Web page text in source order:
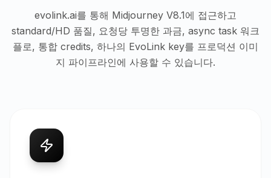
evolink.ai를 통해 Midjourney V8.1에 접근하고
standard/HD 품질, 요청당 투명한 과금, async task 워크
플로, 통합 credits, 하나의 EvoLink key를 프로덕션 이미
지 파이프라인에 사용할 수 있습니다.